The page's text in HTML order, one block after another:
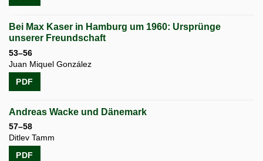
Bei Max Kaser in Hamburg um 1960: Ursprünge
unserer Freundschaft
53–56
Juan Miquel González
PDF
Andreas Wacke und Dänemark
57–58
Ditlev Tamm
PDF